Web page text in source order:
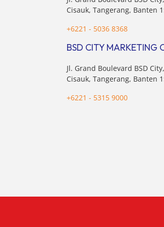
Cisauk, Tangerang, Banten
+6221 - 5036 8368
BSD CITY MARKETING
Jl. Grand Boulevard BSD
Cisauk, Tangerang, Banten
+6221 - 5315 9000